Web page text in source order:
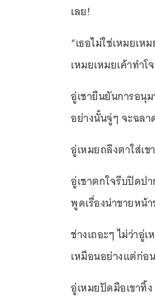
เลย!
“เธอไม่ใช่เหมยเ
เหมยเหมยเค้าทำ
อู่เชายืนยันการอนุ
อย่างนั้นจู่ๆ จะฉล
อู่เหมยถลึงตาใส่เ
อู่เชาตกใจรีบปิดป
พูดเรื่องน่าขายหน้
ช่างเถอะๆ ไม่ว่าอู่
เหมือนอย่างแต่ก่
อู่เหมยปัดมือเขาทิ้